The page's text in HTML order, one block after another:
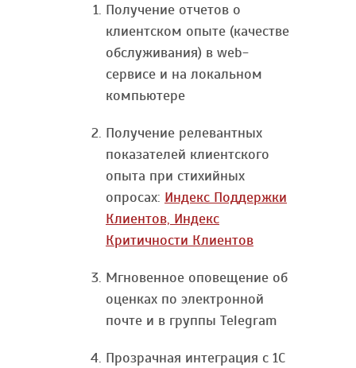
Получение отчетов о
клиентском опыте (качестве
обслуживания) в web-
сервисе и на локальном
компьютере
Получение релевантных
показателей клиентского
опыта при стихийных
опросах: Индекс Поддержки
Клиентов, Индекс
Критичности Клиентов
Мгновенное оповещение об
оценках по электронной
почте и в группы Telegram
Прозрачная интеграция с 1С